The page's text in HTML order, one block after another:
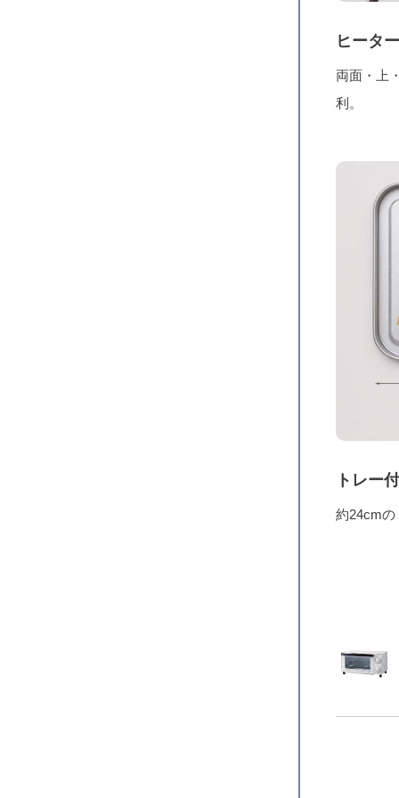
ヒータ
両面・上
利。
トレー
約24cm